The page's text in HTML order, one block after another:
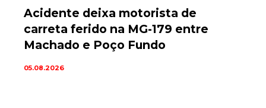
Acidente deixa motorista de
carreta ferido na MG-179 entre
Machado e Poço Fundo
05.08.2026